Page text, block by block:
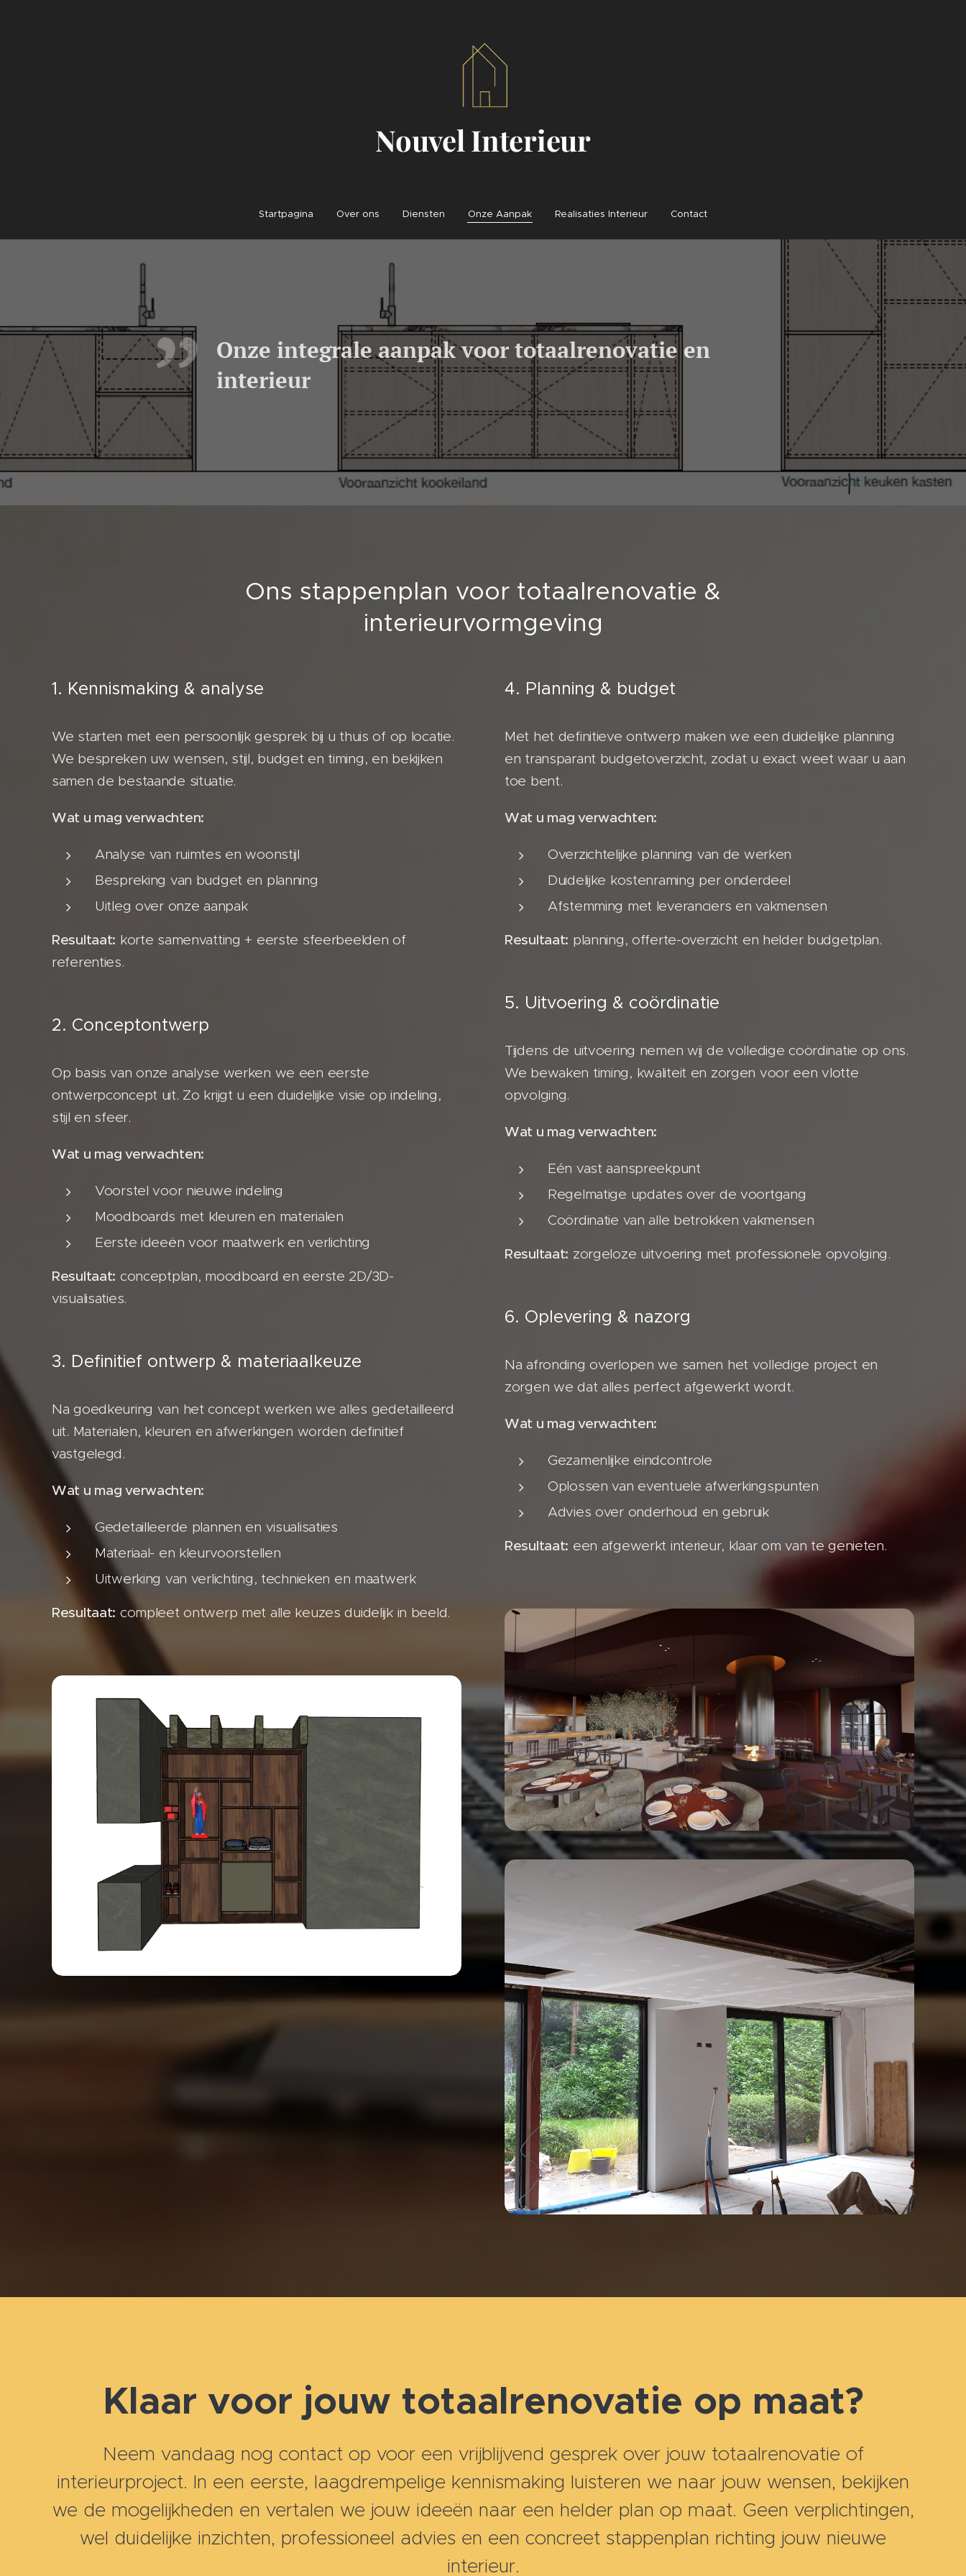
Nouvel Interieur
Startpagina Over ons Diensten Onze Aanpak Realisaties Interieur Contact
Onze integrale aanpak voor totaalrenovatie en
interieur
Ons stappenplan voor totaalrenovatie &
interieurvormgeving
1. Kennismaking & analyse
We starten met een persoonlijk gesprek bij u thuis of op locatie.
We bespreken uw wensen, stijl, budget en timing, en bekijken
samen de bestaande situatie.
Wat u mag verwachten:
Analyse van ruimtes en woonstijl
Bespreking van budget en planning
Uitleg over onze aanpak
Resultaat: korte samenvatting + eerste sfeerbeelden of
referenties.
2. Conceptontwerp
Op basis van onze analyse werken we een eerste
ontwerpconcept uit. Zo krijgt u een duidelijke visie op indeling,
stijl en sfeer.
Wat u mag verwachten:
Voorstel voor nieuwe indeling
Moodboards met kleuren en materialen
Eerste ideeën voor maatwerk en verlichting
Resultaat: conceptplan, moodboard en eerste 2D/3D-
visualisaties.
3. Definitief ontwerp & materiaalkeuze
Na goedkeuring van het concept werken we alles gedetailleerd
uit. Materialen, kleuren en afwerkingen worden definitief
vastgelegd.
Wat u mag verwachten:
Gedetailleerde plannen en visualisaties
Materiaal- en kleurvoorstellen
Uitwerking van verlichting, technieken en maatwerk
Resultaat: compleet ontwerp met alle keuzes duidelijk in beeld.
4. Planning & budget
Met het definitieve ontwerp maken we een duidelijke planning
en transparant budgetoverzicht, zodat u exact weet waar u aan
toe bent.
Wat u mag verwachten:
Overzichtelijke planning van de werken
Duidelijke kostenraming per onderdeel
Afstemming met leveranciers en vakmensen
Resultaat: planning, offerte-overzicht en helder budgetplan.
5. Uitvoering & coördinatie
Tijdens de uitvoering nemen wij de volledige coördinatie op ons.
We bewaken timing, kwaliteit en zorgen voor een vlotte
opvolging.
Wat u mag verwachten:
Eén vast aanspreekpunt
Regelmatige updates over de voortgang
Coördinatie van alle betrokken vakmensen
Resultaat: zorgeloze uitvoering met professionele opvolging.
6. Oplevering & nazorg
Na afronding overlopen we samen het volledige project en
zorgen we dat alles perfect afgewerkt wordt.
Wat u mag verwachten:
Gezamenlijke eindcontrole
Oplossen van eventuele afwerkingspunten
Advies over onderhoud en gebruik
Resultaat: een afgewerkt interieur, klaar om van te genieten.
Klaar voor jouw totaalrenovatie op maat?
Neem vandaag nog contact op voor een vrijblijvend gesprek over jouw totaalrenovatie of
interieurproject. In een eerste, laagdrempelige kennismaking luisteren we naar jouw wensen, bekijken
we de mogelijkheden en vertalen we jouw ideeën naar een helder plan op maat. Geen verplichtingen,
wel duidelijke inzichten, professioneel advies en een concreet stappenplan richting jouw nieuwe
interieur.